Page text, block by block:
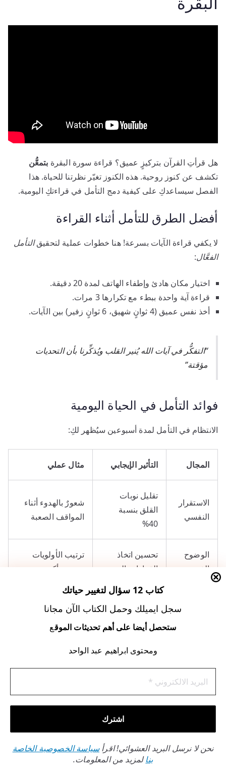
هل قرأتِ القرآن بتركيزٍ عميق؟ قراءة سورة البقرة بتمعُّن
تكشف عن كنوز روحية. هذه الكنوز تغيّر نظرتنا للحياة. هذا
الفصل سيساعدكِ على كيفية دمج التأمل في قراءتكِ اليومية.
أفضل الطرق للتأمل أثناء القراءة
لا يكفي قراءة الآيات بسرعة! هنا خطوات عملية لتحقيقالتأمل
الفعَّال:
اختيار مكان هادئ وإطفاء الهاتف لمدة 20 دقيقة.
قراءة آية واحدة ببطء مع تكرارها 3 مرات.
أخذ نفس عميق (4 ثوانٍ شهيق، 6 ثوانٍ زفير) بين الآيات.
“التفكُّر في آيات الله يُنير القلب ويُذكِّرنا بأن التحديات
مؤقتة”
فوائد التأمل في الحياة اليومية
الانتظام في التأمل لمدة أسبوعين سيُظهر لكِ:
المجال التأثير الإيجابي مثال عملي
الاستقرار
النفسي
تقليل نوبات
القلق بنسبة
40%
شعورٌ بالهدوء أثناء
المواقف الصعبة
الوضوح
الذهني
تحسين اتخاذ
القرارات اليومية
ترتيب الأولويات
بسرعة أكبر
الاجتماعية
زيادة القدرة على
فهم الآخرين
مع الأهل
جربي تطبيق هذه التقنية مع آية“وَإِذَا سَأَلَكَ عِبَادِي عَنِّي فَإِنِّي
تواصلك مع ذاتك ومحيطك.
دور سورة البقرة في إبعاد
الطاقات السلبية
كتاب 12 سؤال لتغيير حياتك
سجل ايميلك وحمل الكتاب الآن مجانا
ستحصل أيضا على أهم تحديثات الموقع
ومحتوى ابراهيم عبد الواحد
نحن لا نرسل البريد العشوائي! اقرأسياسة الخصوصية الخاصة
بنالمزيد من المعلومات.